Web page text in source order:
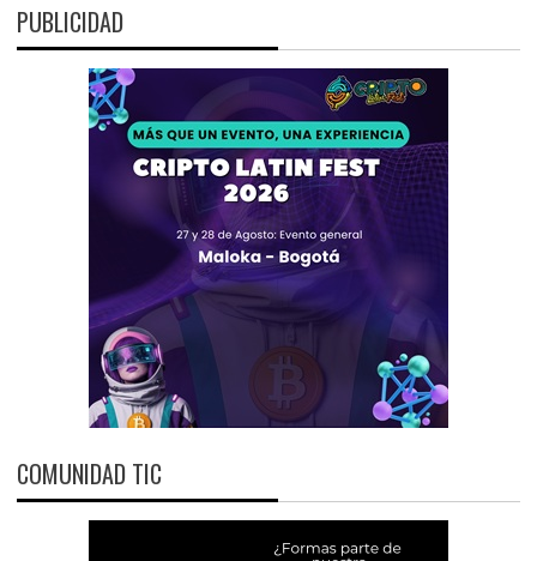
PUBLICIDAD
COMUNIDAD TIC